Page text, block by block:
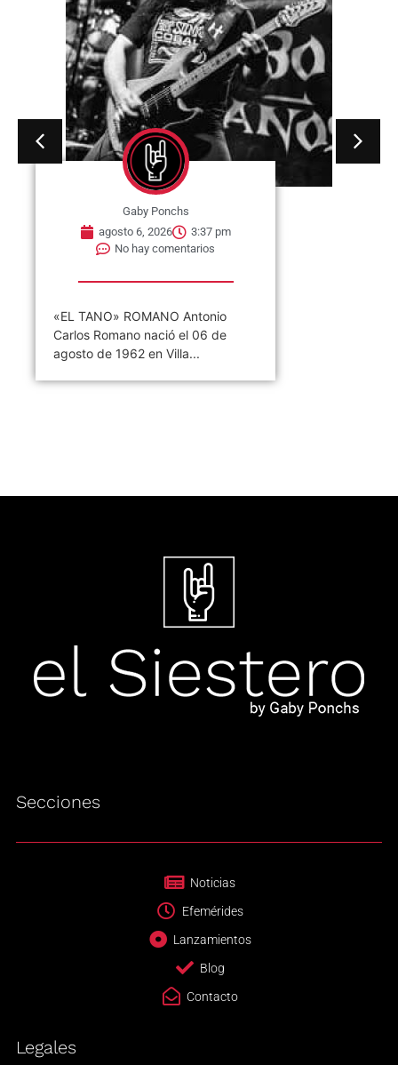
Gaby Ponchs
agosto 6, 2026
3:37 pm
No hay comentarios
«EL TANO» ROMANO Antonio
Carlos Romano nació el 06 de
agosto de 1962 en Villa...
Secciones
Noticias
Efemérides
Lanzamientos
Blog
Contacto
Legales